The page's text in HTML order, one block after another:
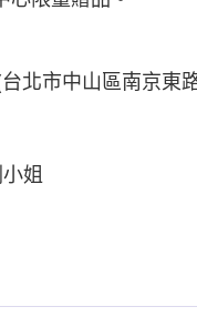
北市中山區南京東
姐